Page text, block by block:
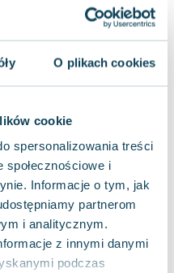
O plikach cookies
cookie
spersonalizowania treści
społecznościowe i
Informacje o tym, jak
partnerom
i analitycznym.
z innymi danymi
podczas
w życiu postanowiła
Ku jej zaskoczeniu, rodzice
jutro
Do koszyka